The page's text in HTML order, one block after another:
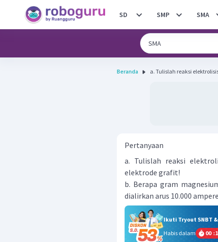
SD SMP SMA
Beranda a. Tulislah reaksi
Pertanyaan
a. Tulislah reaksi
elektrode grafit!
b. Berapa gram
dialirkan arus 10.000
Ikuti Tryout SNBT
Habis dalam
00 :